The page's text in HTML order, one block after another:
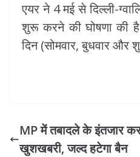
एयर ने 4 मई से दिल्ली-
शुरू करने की घोषणा की
दिन (सोमवार, बुधवार और
MP में तबादले के इंतजार
खुशखबरी, जल्द हटेगा बैन